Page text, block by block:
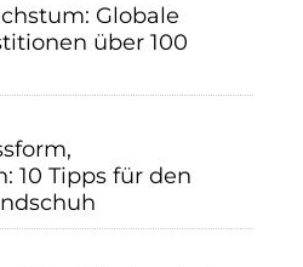
Globale
über 100
10 Tipps für den